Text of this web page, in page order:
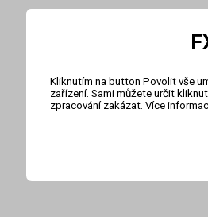
Kliknutím na button Povolit vše
zařízení. Sami můžete určit
zpracování zakázat. Více